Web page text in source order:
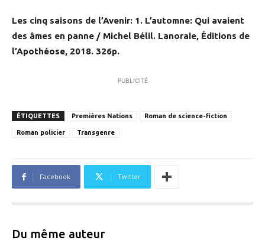
Les cinq saisons de l’Avenir: 1. L’automne: Qui avaient
des âmes en panne / Michel Bélil. Lanoraie, Éditions de
l’Apothéose, 2018. 326p.
PUBLICITÉ
ÉTIQUETTES Premières Nations Roman de science-fiction
Roman policier Transgenre
Facebook Twitter
Du même auteur